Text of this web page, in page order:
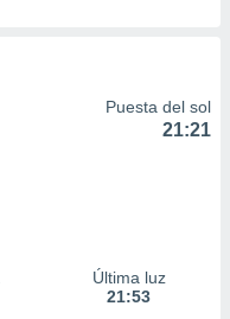
Puesta del sol
21:21
Última luz
21:53